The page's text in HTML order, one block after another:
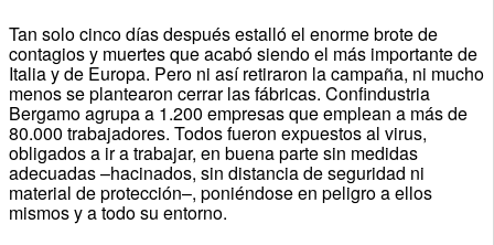
Tan solo cinco días después estalló el enorme brote de
contagios y muertes que acabó siendo el más importante de
Italia y de Europa. Pero ni así retiraron la campaña, ni mucho
menos se plantearon cerrar las fábricas. Confindustria
Bergamo agrupa a 1.200 empresas que emplean a más de
80.000 trabajadores. Todos fueron expuestos al virus,
obligados a ir a trabajar, en buena parte sin medidas
adecuadas –hacinados, sin distancia de seguridad ni
material de protección–, poniéndose en peligro a ellos
mismos y a todo su entorno.